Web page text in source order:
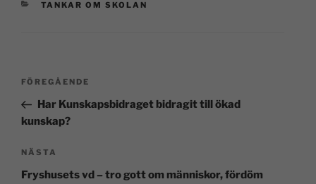
TANKAR OM SKOLAN
FÖREGÅENDE
Har Kunskapsbidraget bidragit till ökad
kunskap?
NÄSTA
Fryshusets vd – tro gott om människor, fördöm